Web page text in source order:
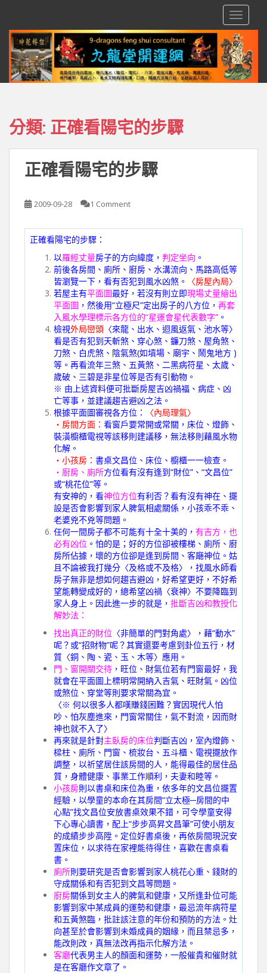
分類: 正確看陽宅的步驟
正確看陽宅的步驟
2009-09-28 1 Comment
正確看陽宅的步驟：
以羅經丈量房子的方向緯度， 判定坐向 。
前後各房間、廁所、廚房、水溝流向、馬路高低等
皆瀏覽一下，看有否犯到風水凶煞。
〈房屋內局〉
若屋主有平面圖最好，若沒有則立即現場丈量繪出
平面圖 ，然後用“立極尺”定出房子的八方位， 再套
入風水學理標示各方位的“星運會星代表數字” 。
檢視外局巒頭 〈來龍、出水、迴風返氣、池水等〉
看是否有犯到天斬煞、穿心煞、鐮刀煞、屋角煞、
刀煞、白虎煞、陰氣煞(如墳場、廟宇、鬧鬼地方 )
等。再看流年三煞、五黃煞、二黑病符星、太歲、
歲破、三碧是非星位等是否有引動物。
※ 由上述資料便可批斷房屋吉凶禍福、病症、凶
亡等事，並建議趨吉避凶之法。
根據平面圖審視各方位：
〈內局理氣〉
‧房間方面： 看窗戶要常開或常關，床位、燈飾、
裝潢櫥櫃電視等該移則建議移，無法移則藉風水物
化解。
‧小孩房： 書桌文昌位、床位、櫥櫃一一檢查。
‧廚房、廁所方位看有沒有逢到“財位”、“文昌位”
或“桃花位”等。
有安神的，看神位方位有利否？看有沒有神在、擺
設是否會影響到家人脾氣相處關係，小孩乖不乖、
老婆兇不兇等問題。
任何一間房子都不可能有十全十美的， 有吉方，也
必有凶位 。怕的是；好的方位卻被樓梯、廁所、廚
房所佔據，壞的方位卻是逢到房間、客廰神位。姑
且不論被我打幾分〈及格或不及格〉，找風水師看
房子無非是想如何趨吉避凶，好希望更好，不好希
望能轉變成好的，總希望凶禍〈衰神〉不要降臨到
家人身上。因此進一步的就是， 批斷吉凶和教授化
解妙法：
找出真正的財位 〈非簡單的門對角處〉，藉“動水”
呢？或“招財物”呢？其實還要考慮到卦位五行，材
質〈銅、陶、瓷、玉、木等〉應用。
門、窗開關交待 ，旺位、財氣位若有門窗最好，我
就會在平面圖上標明常開納入吉氣、旺財氣。凶位
或煞位、穿堂等則要求常關為宜。
〈※ 何以很多人都嘆賺錢困難？實因現代人怕
吵、怕灰塵進來，門窗常關住，氣不對流，因而財
神也就不入了〉
再來就是針對主臥房的床位判斷吉凶，室內燈飾、
樑柱、廁所、門窗、梳妝台、五斗櫃、電視擺放作
調整，以祈望居住該房間的人，能得最佳的居住品
質，身體健康、事業工作順利，夫妻和睦等。
小孩房則以書桌和床位為重，依多年的文昌位擺置
經驗，以學童的本命在其房間“立太極─房間的中
心點”找文昌位安放書桌效果不錯，可令學童安得
下心專心讀書，配上“步步高昇文昌筆”可使小朋友
的成績步步高陞。定位好書桌後，再依房間現況安
置床位，以求待在家裡能待得住，喜歡在書桌看
書。
廁所則要研究是否會影響到家人桃花心重、錢財的
守成關係和有否犯到文昌等問題。
廚房關係到女主人的脾氣和健康，又所逢卦位可能
影響到家中某成員的運勢和健康，最忌流年病符星
和五黃煞臨，批註該注意的年份和預防的方法。灶
向甚至於會影響到未婚成員的姻緣，而且禁忌多，
能改則改，真無法改再指示化解方法。
客廳代表男主人的顏面和運勢，一般催貴和催財就
是在客廳作文章了。